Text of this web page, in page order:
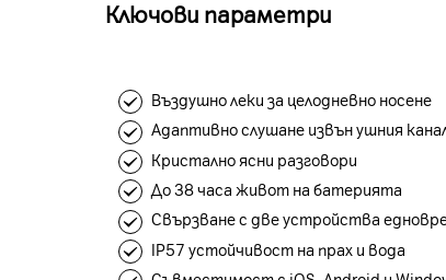
Ключови параметри
Въздушно леки за целодневно носене
Адаптивно слушане извън ушния
Кристално ясни разговори
До 38 часа живот на батерията
Свързване с две устройства
IP57 устойчивост на прах и вода